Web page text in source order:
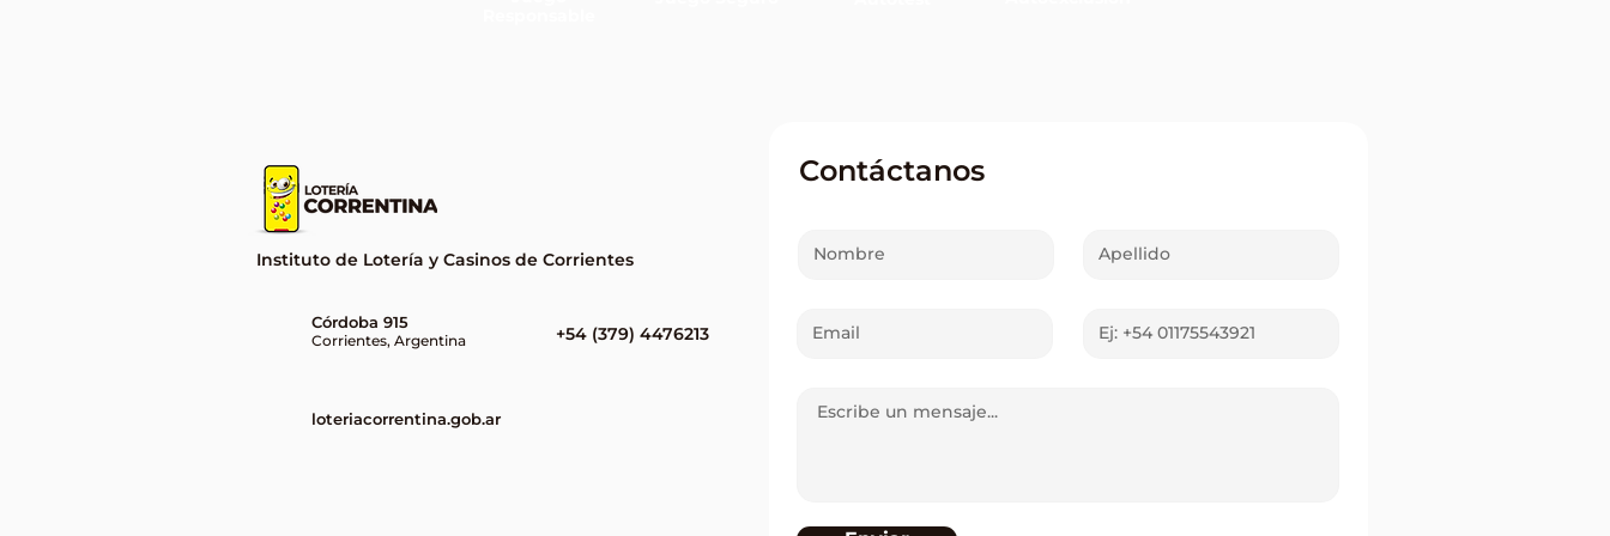
Instituto de Lotería y Casinos de Corrientes
Córdoba 915
Corrientes, Argentina +54 (379) 4476213
loteriacorrentina.gob.ar
Contáctanos